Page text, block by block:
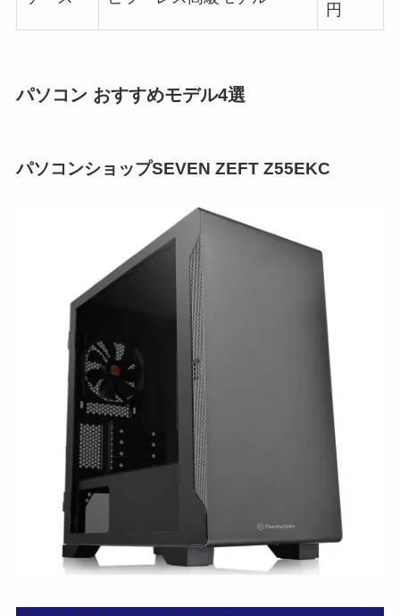
円
パソコン おすすめモデル4選
パソコンショップSEVEN ZEFT Z55EKC